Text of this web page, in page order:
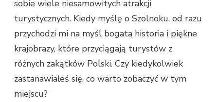
sobie wiele niesamowitych atrakcji
turystycznych. Kiedy myślę o Szolnoku, od razu
przychodzi mi na myśl bogata historia i piękne
krajobrazy, które przyciągają turystów z
różnych zakątków Polski. Czy kiedykolwiek
zastanawiałeś się, co warto zobaczyć w tym
miejscu?